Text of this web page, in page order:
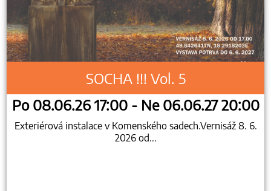
SOCHA !!! Vol. 5
Po 08.06.26 17:00 - Ne 06.06.27 20:00
Exteriérová instalace v Komenského sadech.Vernisáž 8. 6.
2026 od...